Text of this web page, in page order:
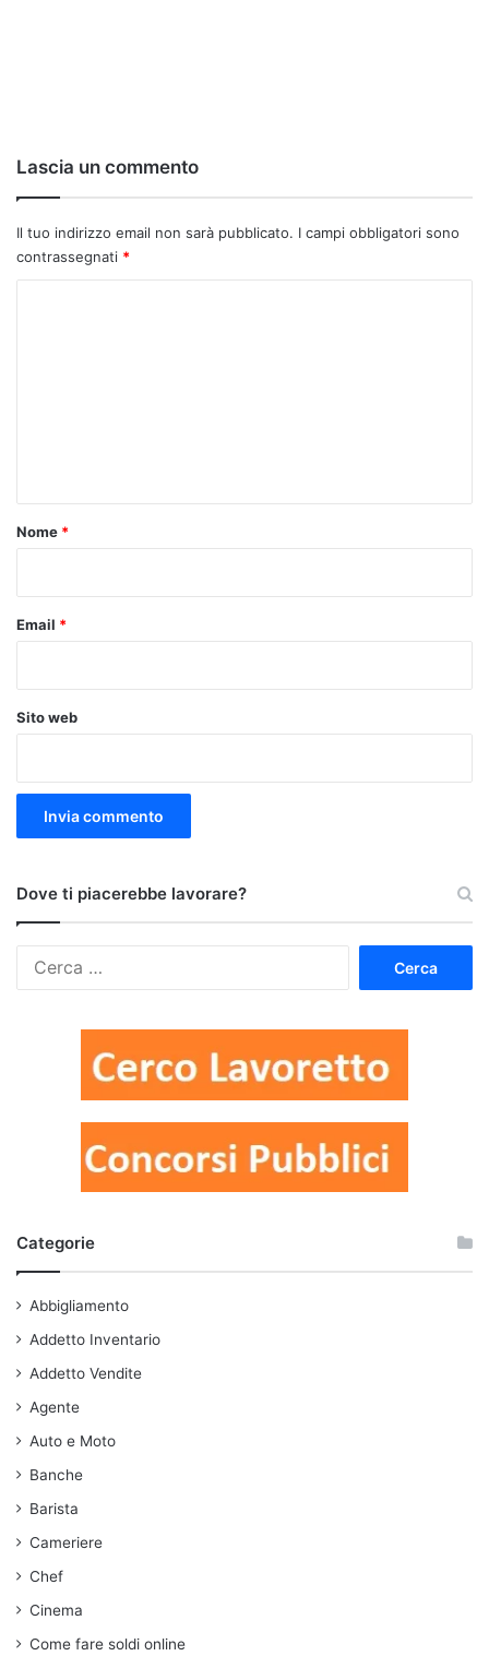
Lascia un commento
Il tuo indirizzo email non sarà pubblicato. I campi obbligatori sono
contrassegnati *
o
Nome *
Email *
Sito web
Dove ti piacerebbe lavorare?
Categorie
Abbigliamento
Addetto Inventario
Addetto Vendite
Agente
Auto e Moto
Banche
Barista
Cameriere
Chef
Cinema
Come fare soldi online